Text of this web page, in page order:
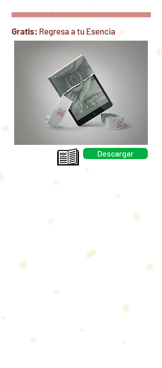
Gratis: Regresa a tu Esencia
Descargar